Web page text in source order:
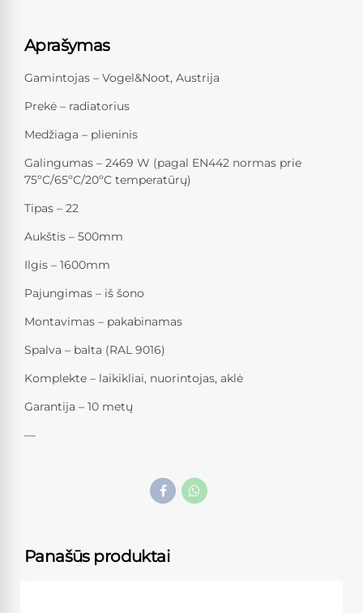
Aprašymas
Gamintojas – Vogel&Noot, Austrija
Prekė – radiatorius
Medžiaga – plieninis
Galingumas – 2469 W (pagal EN442 normas prie
75ºC/65ºC/20ºC temperatūrų)
Tipas – 22
Aukštis – 500mm
Ilgis – 1600mm
Pajungimas – iš šono
Montavimas – pakabinamas
Spalva – balta (RAL 9016)
Komplekte – laikikliai, nuorintojas, aklė
Garantija – 10 metų
—
Panašūs produktai